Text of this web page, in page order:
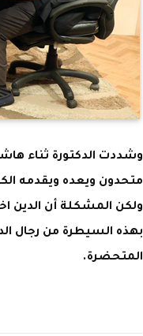
وشددت الدكتورة ثناء
متحدون ويعده ويقدمه
ولكن المشكلة أن الدين
بهذه السيطرة من رجال
المتحضرة.